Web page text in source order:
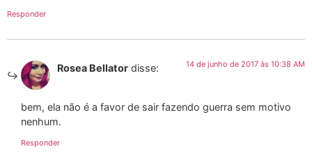
Responder
Rosea Bellator disse: 14 de junho de 2017 às 10:38 AM
bem, ela não é a favor de sair fazendo guerra sem motivo
nenhum.
Responder